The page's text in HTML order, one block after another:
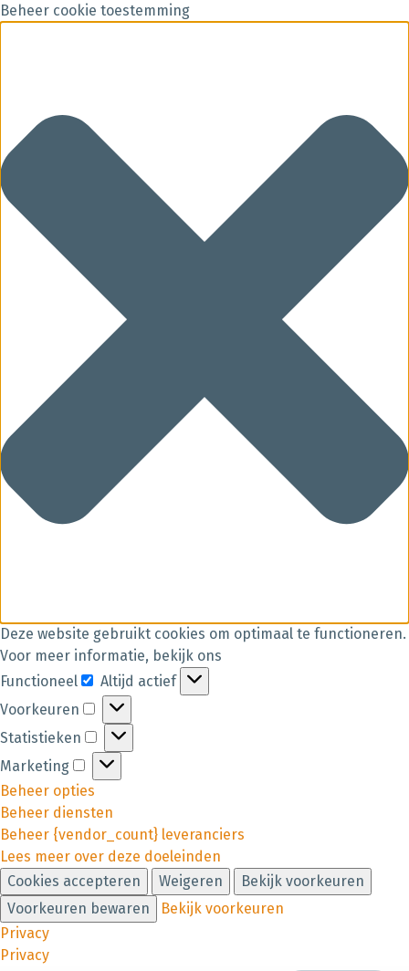
Beheer cookie toestemming
Deze website gebruikt cookies om optimaal te functioneren.
Voor meer informatie, bekijk ons
Functioneel
Altijd actief
Voorkeuren
Statistieken
Marketing
Beheer opties
Beheer diensten
Beheer {vendor_count} leveranciers
Lees meer over deze doeleinden
Cookies accepteren
Weigeren
Bekijk voorkeuren
Voorkeuren bewaren
Bekijk voorkeuren
Privacy
Privacy